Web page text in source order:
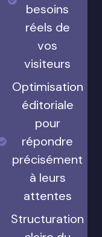
besoins
réels de
vos
visiteurs
Optimisation
éditoriale
pour
répondre
précisément
à leurs
attentes
Structuration